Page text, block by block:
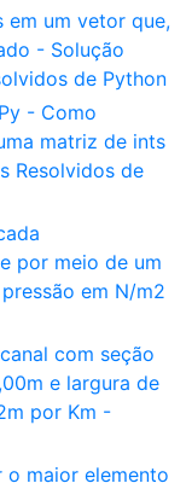
em um vetor que,
- Solução
de Python
- Como
matriz de ints
Resolvidos de
por meio de um
em N/m2
com seção
e largura de
por Km -
o maior elemento